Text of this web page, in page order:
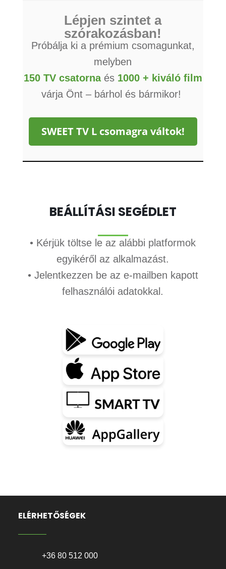
Lépjen szintet a
szórakozásban!
Próbálja ki a prémium csomagunkat,
melyben
150 TV csatorna és 1000 + kiváló film
várja Önt – bárhol és bármikor!
SWEET TV L csomagra váltok!
BEÁLLÍTÁSI SEGÉDLET
• Kérjük töltse le az alábbi platformok
egyikéről az alkalmazást.
• Jelentkezzen be az e-mailben kapott
felhasználói adatokkal.
ELÉRHETŐSÉGEK
+36 80 512 000